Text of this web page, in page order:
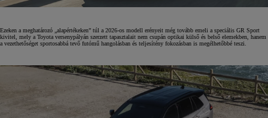
Ezeken a meghatározó „alapértékeken” túl a 2026-os modell erényeit még tovább emeli a speciális GR Sport
kivitel, mely a Toyota versenypályán szerzett tapasztalait nem csupán optikai külső és belső elemekben, hanem
a vezethetőséget sportosabbá tevő futómű hangolásban és teljesítény fokozásban is megélhetőbbé teszi.